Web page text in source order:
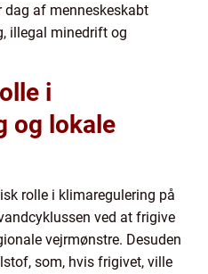
dag af menneskeskabt
illegal minedrift og
i
og lokale
rolle i klimaregulering på
ved at frigive
vejrmønstre. Desuden
som, hvis frigivet, ville